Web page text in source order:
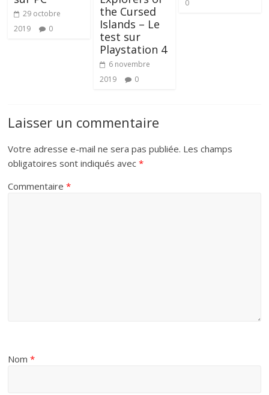
29 octobre
2019
0
the Cursed
Islands – Le
test sur
Playstation 4
6 novembre
2019
0
0
Laisser un commentaire
Votre adresse e-mail ne sera pas publiée. Les champs
obligatoires sont indiqués avec*
Commentaire*
Nom*